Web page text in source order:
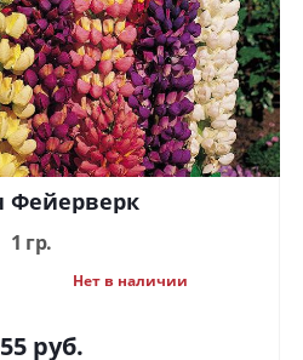
1 гр.
Нет в наличии
руб.